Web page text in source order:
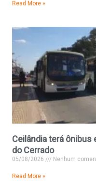
Read More »
Ceilândia terá ônibus
do Cerrado
05/08/2026 Nenhum
Read More »